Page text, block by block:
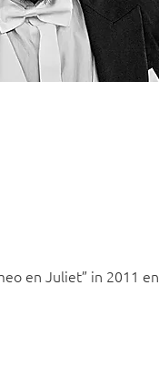
en Juliet” in 2011 en